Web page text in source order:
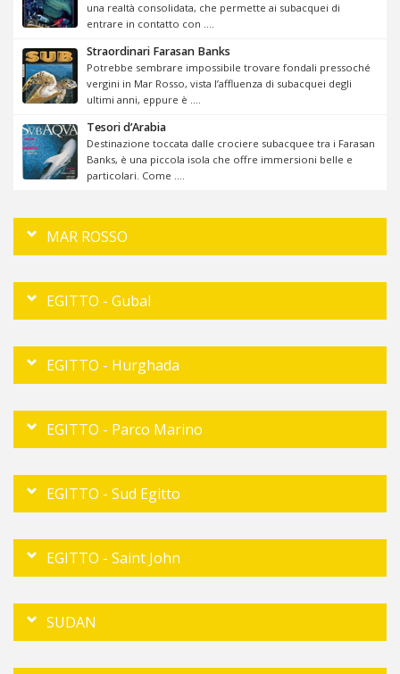
una realtà consolidata, che permette ai subacquei di
entrare in contatto con ....
Straordinari Farasan Banks
Potrebbe sembrare impossibile trovare fondali pressoché
vergini in Mar Rosso, vista l’affluenza di subacquei degli
ultimi anni, eppure è ....
Tesori d’Arabia
Destinazione toccata dalle crociere subacquee tra i Farasan
Banks, è una piccola isola che offre immersioni belle e
particolari. Come ....
MAR ROSSO
EGITTO - Gubal
EGITTO - Hurghada
EGITTO - Parco Marino
EGITTO - Sud Egitto
EGITTO - Saint John
SUDAN